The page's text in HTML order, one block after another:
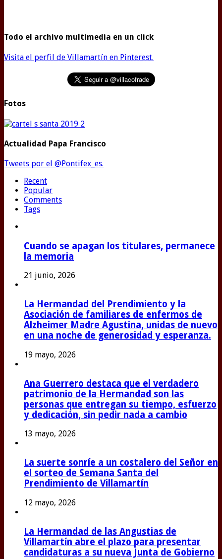
Todo el archivo multimedia en un click
Visita el perfil de Villamartín en Pinterest.
Fotos
Actualidad Papa Francisco
Tweets por el @Pontifex_es.
Recent
Popular
Comments
Tags
Cuando se apagan los titulares, permanece
la memoria
21 junio, 2026
La Hermandad del Prendimiento y la
Asociación de familiares de enfermos de
Alzheimer Madre Agustina, unidas de nuevo
en una noche de generosidad y esperanza.
19 mayo, 2026
Ana Guerrero destaca que el verdadero
patrimonio de la Hermandad son las
personas que entregan su tiempo, esfuerzo
y dedicación, sin pedir nada a cambio
13 mayo, 2026
La suerte sonríe a un costalero del Señor en
el sorteo de Semana Santa del
Prendimiento de Villamartín
12 mayo, 2026
La Hermandad de las Angustias de
Villamartín abre el plazo para presentar
candidaturas a su nueva Junta de Gobierno